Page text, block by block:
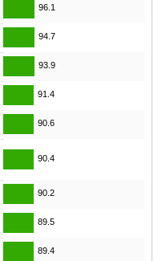
96.1
94.7
93.9
91.4
90.6
90.4
90.2
89.5
89.4